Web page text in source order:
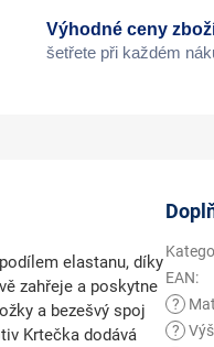
Výhodné ceny
šetřete při každém
elastanu, díky
zahřeje a poskytne
a bezešvý spoj
Krtečka dodává
EAN:
?
?